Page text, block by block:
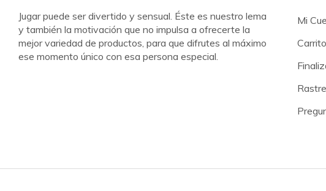
Jugar puede ser divertido y sensual. Éste es nuestro lema
y también la motivación que no impulsa a ofrecerte la
mejor variedad de productos, para que difrutes al máximo
ese momento único con esa persona especial.
Mi